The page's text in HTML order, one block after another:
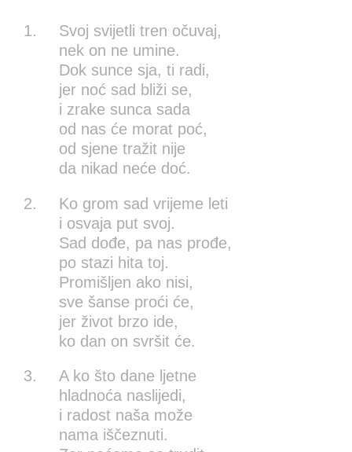
1.
Svoj svijetli tren očuvaj,
nek on ne umine.
Dok sunce sja, ti radi,
jer noć sad bliži se,
i zrake sunca sada
od nas će morat poć,
od sjene tražit nije
da nikad neće doć.
2.
Ko grom sad vrijeme leti
i osvaja put svoj.
Sad dođe, pa nas prođe,
po stazi hita toj.
Promišljen ako nisi,
sve šanse proći će,
jer život brzo ide,
ko dan on svršit će.
3.
A ko što dane ljetne
hladnoća naslijedi,
i radost naša može
nama iščeznuti.